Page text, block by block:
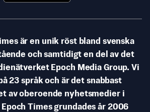
är en unik röst bland svenska
och samtidigt en del av det
Epoch Media Group. Vi
23 språk och är det snabbast
av oberoende nyhetsmedier i
Times grundades år 2006